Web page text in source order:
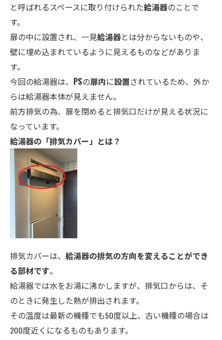
と呼ばれるスペースに取り付けられた給湯器のことで
す。
扉の中に設置され、一見給湯器とは分からないものや、
壁に埋め込まれているように見えるものなどがありま
す。
今回の給湯器は、 PSの扉内に設置されているため、外か
らは給湯器本体が見えません。
前方排気の為、扉を閉めると排気口だけが見える状況に
なっています。
給湯器の「排気カバー」とは？
排気カバーは、 給湯器の排気の方向を変えることができ
る部材です。
給湯器では水をお湯に沸かしますが、排気口からは、そ
のときに発生した熱が排出されます。
その温度は最新の機種でも50度以上、古い機種の場合は
200度近くになるものもあります。